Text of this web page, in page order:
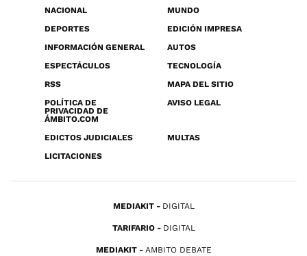
NACIONAL
MUNDO
DEPORTES
EDICIÓN IMPRESA
INFORMACIÓN GENERAL
AUTOS
ESPECTÁCULOS
TECNOLOGÍA
RSS
MAPA DEL SITIO
POLÍTICA DE
PRIVACIDAD DE
ÁMBITO.COM
AVISO LEGAL
EDICTOS JUDICIALES
MULTAS
LICITACIONES
MEDIAKIT DIGITAL
TARIFARIO DIGITAL
MEDIAKIT AMBITO DEBATE